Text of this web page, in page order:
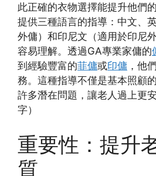
此正確的衣物選擇能提升他們
提供三種語言的指導：中文、
外傭）和印尼文（適用於印尼
容易理解。透過GA專業家傭的
到經驗豐富的菲傭或印傭 ，他
務。這種指導不僅是基本照顧
許多潛在問題，讓老人過上更
字）
重要性：提升
質